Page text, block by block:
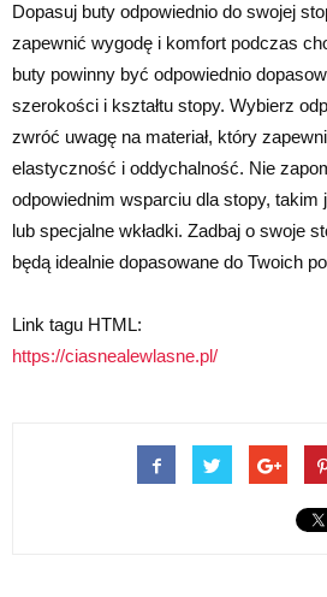
Dopasuj buty odpowiednio do swojej
zapewnić wygodę i komfort podczas
buty powinny być odpowiednio
szerokości i kształtu stopy. Wybierz
zwróć uwagę na materiał, który
elastyczność i oddychalność. Nie
odpowiednim wsparciu dla stopy, takim
lub specjalne wkładki. Zadbaj o swoje
będą idealnie dopasowane do Twoich
Link tagu HTML:
https://ciasnealewlasne.pl/